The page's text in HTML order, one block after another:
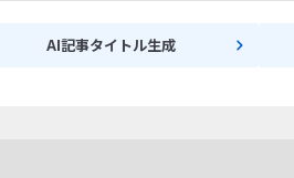
AI記事タイトル生成